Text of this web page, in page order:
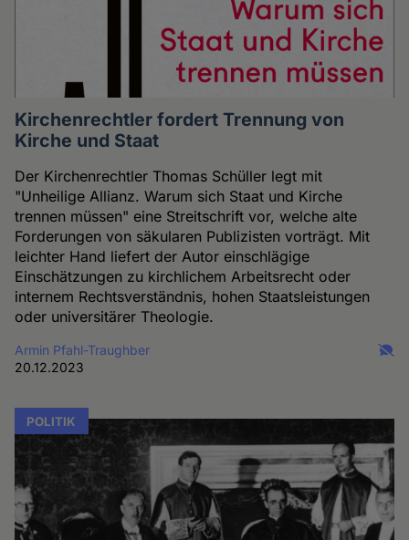
Kirchenrechtler fordert Trennung von
Kirche und Staat
Der Kirchenrechtler Thomas Schüller legt mit
"Unheilige Allianz. Warum sich Staat und Kirche
trennen müssen" eine Streitschrift vor, welche alte
Forderungen von säkularen Publizisten vorträgt. Mit
leichter Hand liefert der Autor einschlägige
Einschätzungen zu kirchlichem Arbeitsrecht oder
internem Rechtsverständnis, hohen Staatsleistungen
oder universitärer Theologie.
Armin Pfahl-Traughber
20.12.2023
POLITIK